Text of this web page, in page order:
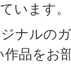
います。
ナルの
品をお